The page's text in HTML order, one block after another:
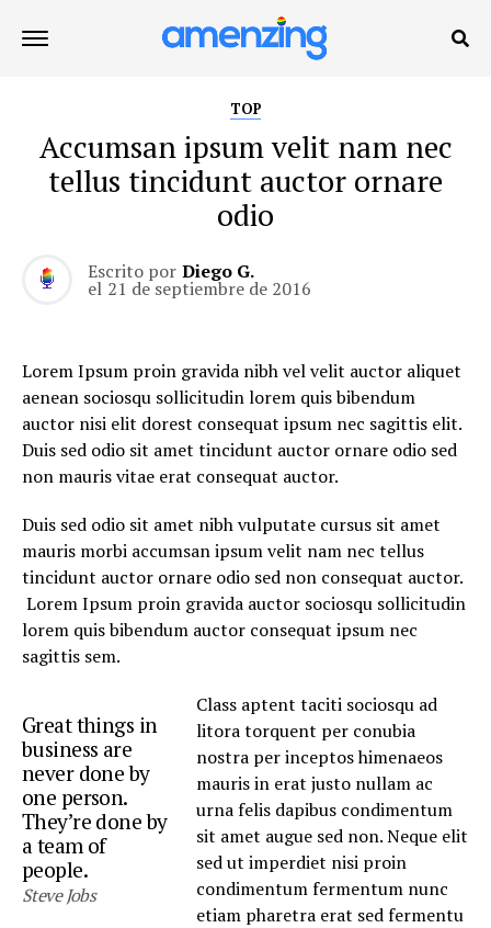
TOP
Accumsan ipsum velit nam nec
tellus tincidunt auctor ornare
odio
Escrito por Diego G.
el 21 de septiembre de 2016
Lorem Ipsum proin gravida nibh vel velit auctor aliquet
aenean sociosqu sollicitudin lorem quis bibendum
auctor nisi elit dorest consequat ipsum nec sagittis elit.
Duis sed odio sit amet tincidunt auctor ornare odio sed
non mauris vitae erat consequat auctor.
Duis sed odio sit amet nibh vulputate cursus sit amet
mauris morbi accumsan ipsum velit nam nec tellus
tincidunt auctor ornare odio sed non consequat auctor.
Lorem Ipsum proin gravida auctor sociosqu sollicitudin
lorem quis bibendum auctor consequat ipsum nec
sagittis sem.
Great things in
business are
never done by
one person.
They’re done by
a team of
people.
Steve Jobs
Class aptent taciti sociosqu ad
litora torquent per conubia
nostra per inceptos himenaeos
mauris in erat justo nullam ac
urna felis dapibus condimentum
sit amet augue sed non. Neque elit
sed ut imperdiet nisi proin
condimentum fermentum nunc
etiam pharetra erat sed fermentu